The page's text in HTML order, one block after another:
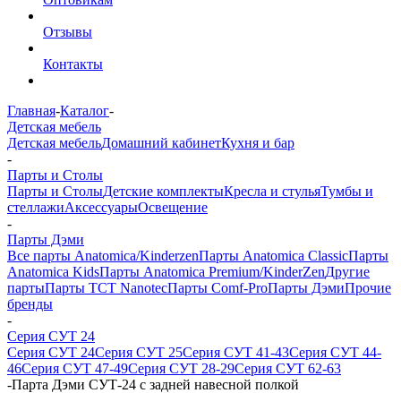
Отзывы
Контакты
Главная-Каталог-
Детская мебель
Детская мебельДомашний кабинетКухня и бар
-
Парты и Столы
Парты и СтолыДетские комплектыКресла и стульяТумбы и
стеллажиАксессуарыОсвещение
-
Парты Дэми
Все парты Anatomica/KinderzenПарты Anatomica ClassicПарты
Anatomica KidsПарты Anatomica Premium/KinderZenДругие
партыПарты TCT NanotecПарты Comf-ProПарты ДэмиПрочие
бренды
-
Серия СУТ 24
Серия СУТ 24Серия СУТ 25Серия СУТ 41-43Серия СУТ 44-
46Серия СУТ 47-49Серия СУТ 28-29Серия СУТ 62-63
-Парта Дэми СУТ-24 с задней навесной полкой